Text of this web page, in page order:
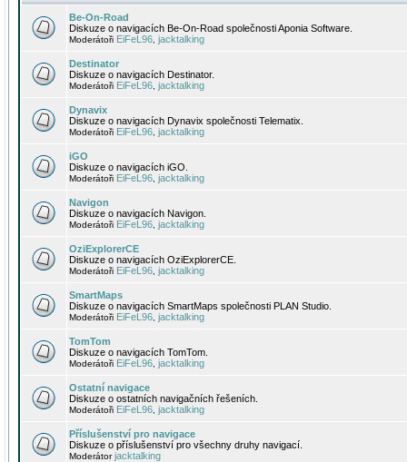
Be-On-Road
Diskuze o navigacích Be-On-Road společnosti Aponia Software.
Moderátoři EiFeL96 jacktalking
Destinator
Diskuze o navigacích Destinator.
Moderátoři EiFeL96 jacktalking
Dynavix
Diskuze o navigacích Dynavix společnosti Telematix.
Moderátoři EiFeL96 jacktalking
iGO
Diskuze o navigacích iGO.
Moderátoři EiFeL96 jacktalking
Navigon
Diskuze o navigacích Navigon.
Moderátoři EiFeL96 jacktalking
OziExplorerCE
Diskuze o navigacích OziExplorerCE.
Moderátoři EiFeL96 jacktalking
SmartMaps
Diskuze o navigacích SmartMaps společnosti PLAN Studio.
Moderátoři EiFeL96 jacktalking
TomTom
Diskuze o navigacích TomTom.
Moderátoři EiFeL96 jacktalking
Ostatní navigace
Diskuze o ostatních navigačních řešeních.
Moderátoři EiFeL96 jacktalking
Příslušenství pro navigace
Diskuze o příslušenství pro všechny druhy navigací.
Moderátorjacktalking